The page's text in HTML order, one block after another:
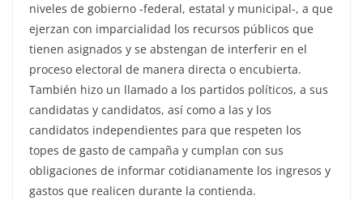
niveles de gobierno -federal, estatal y municipal-, a que
ejerzan con imparcialidad los recursos públicos que
tienen asignados y se abstengan de interferir en el
proceso electoral de manera directa o encubierta.
También hizo un llamado a los partidos políticos, a sus
candidatas y candidatos, así como a las y los
candidatos independientes para que respeten los
topes de gasto de campaña y cumplan con sus
obligaciones de informar cotidianamente los ingresos y
gastos que realicen durante la contienda.